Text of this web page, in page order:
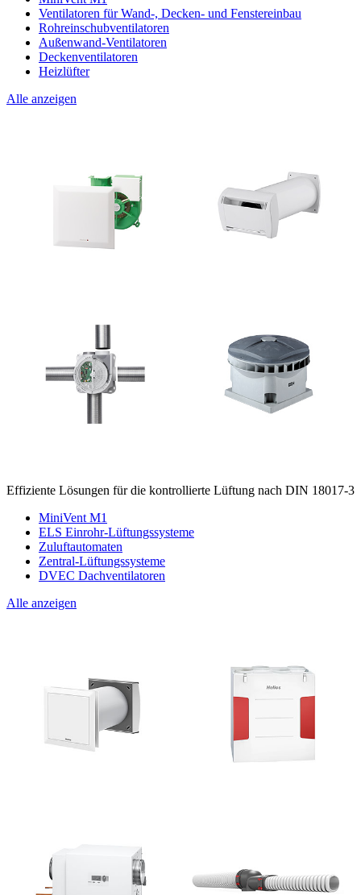
Ventilatoren für Wand-, Decken- und Fenstereinbau
Rohreinschubventilatoren
Außenwand-Ventilatoren
Deckenventilatoren
Heizlüfter
Alle anzeigen
Effiziente Lösungen für die kontrollierte Lüftung nach DIN 18017-3
MiniVent M1
ELS Einrohr-Lüftungssysteme
Zuluftautomaten
Zentral-Lüftungssysteme
DVEC Dachventilatoren
Alle anzeigen